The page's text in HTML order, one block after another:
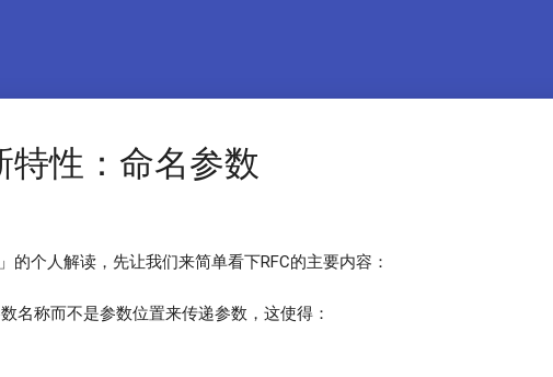
特性：命名参数
」的个人解读，先让我们来简单看下RFC的主要内容：
名称而不是参数位置来传递参数，这使得：